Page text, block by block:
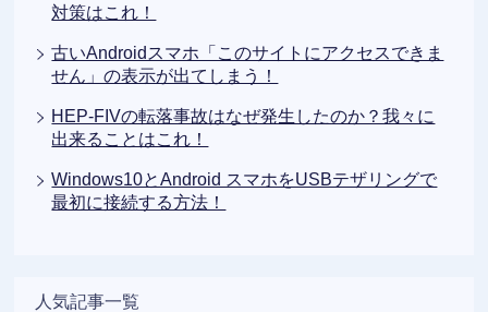
対策はこれ！
古いAndroidスマホ「このサイトにアクセスできま
せん」の表示が出てしまう！
HEP-FIVの転落事故はなぜ発生したのか？我々に
出来ることはこれ！
Windows10とAndroid スマホをUSBテザリングで
最初に接続する方法！
人気記事一覧